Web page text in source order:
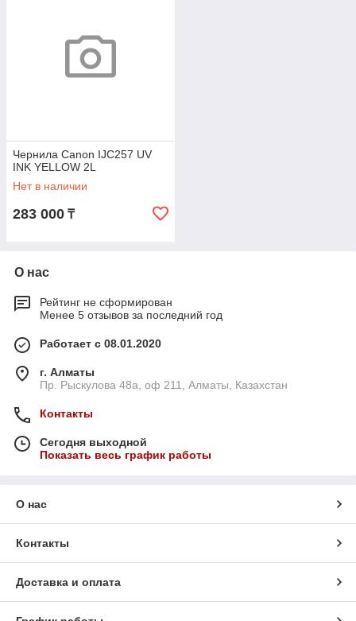
Чернила Canon IJC257 UV
INK YELLOW 2L
Нет в наличии
283 000 ₸
О нас
Рейтинг не сформирован
Менее 5 отзывов за последний год
Работает с 08.01.2020
г. Алматы
Пр. Рыскулова 48а, оф 211, Алматы, Казахстан
Контакты
Сегодня выходной
Показать весь график работы
О нас
Контакты
Доставка и оплата